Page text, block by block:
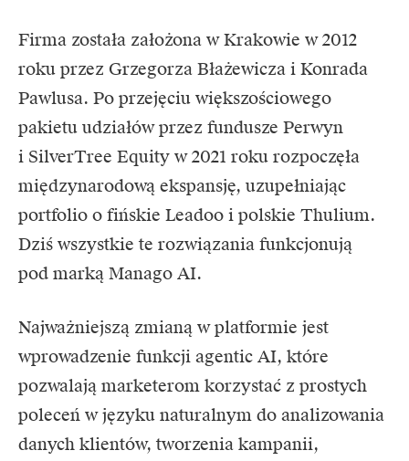
Firma została założona w Krakowie w 2012
roku przez Grzegorza Błażewicza i Konrada
Pawlusa. Po przejęciu większościowego
pakietu udziałów przez fundusze Perwyn
i SilverTree Equity w 2021 roku rozpoczęła
międzynarodową ekspansję, uzupełniając
portfolio o fińskie Leadoo i polskie Thulium.
Dziś wszystkie te rozwiązania funkcjonują
pod marką Manago AI.
Najważniejszą zmianą w platformie jest
wprowadzenie funkcji agentic AI, które
pozwalają marketerom korzystać z prostych
poleceń w języku naturalnym do analizowania
danych klientów, tworzenia kampanii,